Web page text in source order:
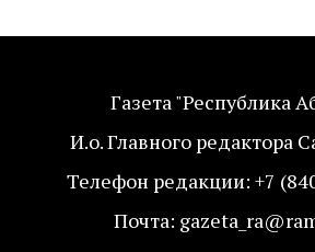
Газета "Республика
И.о. Главного редактора
Телефон редакции: +7
Почта: